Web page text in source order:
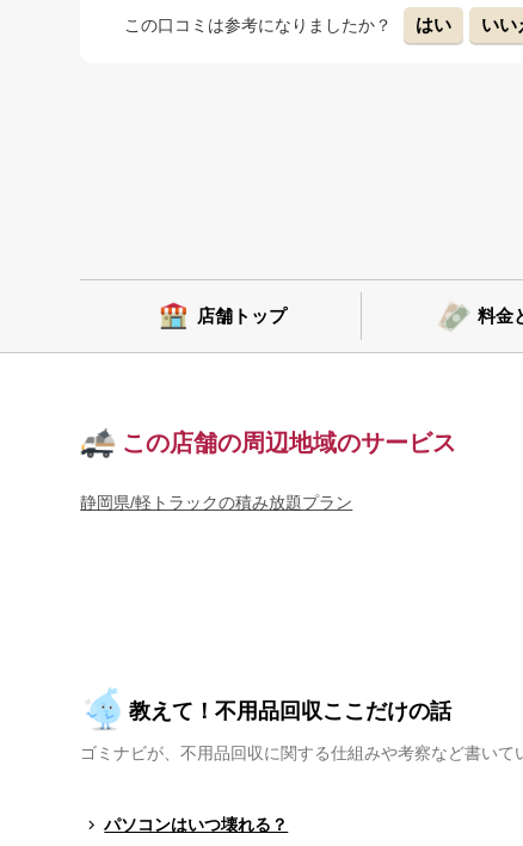
この口コミは参考になりましたか？ はい いい
店舗トップ 料金
この店舗の周辺地域のサービス
静岡県/軽トラックの積み放題プラン
教えて！不用品回収ここだけの話
ゴミナビが、不用品回収に関する仕組みや考察など書い
パソコンはいつ壊れる？